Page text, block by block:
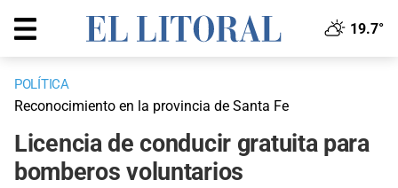
19.7°
POLÍTICA
Reconocimiento en la provincia de Santa Fe
Licencia de conducir gratuita para
bomberos voluntarios